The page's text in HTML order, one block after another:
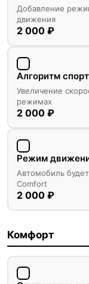
Добавление
движения
2 000 ₽
Алгоритм
Увеличение
режимах
2 000 ₽
Режим
Автомобиль
Comfort
2 000 ₽
Комфорт